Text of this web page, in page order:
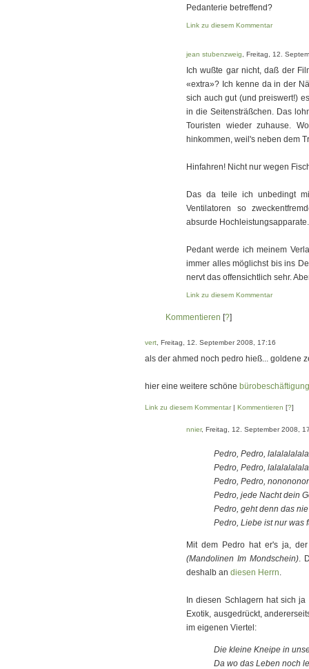
Pedanterie betreffend?
Link zu diesem Kommentar
jean stubenzweig , Freitag, 12.
Ich wußte gar nicht, daß der
«extra»? Ich kenne da in der
sich auch gut (und preiswert!)
in die Seitensträßchen. Das
Touristen wieder zuhause.
hinkommen, weil's neben dem
Hinfahren! Nicht nur wegen
Das da teile ich unbedingt
Ventilatoren so
absurde
Pedant werde ich meinem
immer alles möglichst bis ins
nervt das offensichtlich sehr.
Link zu diesem Kommentar
Kommentieren [?]
vert , Freitag, 12. September 2008, 17:16
als der ahmed noch pedro hieß... goldene
hier eine weitere schöne bürobeschäftigung
Link zu diesem Kommentar| Kommentieren [?]
nnier, Freitag, 12. September 2008,
Pedro, Pedro,
Pedro, Pedro,
Pedro, Pedro,
Pedro, jede Nacht dein
Pedro, geht denn das
Pedro, Liebe ist nur was
Mit dem Pedro hat er's ja,
(Mandolinen Im Mondschein).
deshalb an diesen Herrn.
In diesen Schlagern hat sich
Exotik, ausgedrückt,
im eigenen Viertel:
Die kleine Kneipe in
Da wo das Leben noch